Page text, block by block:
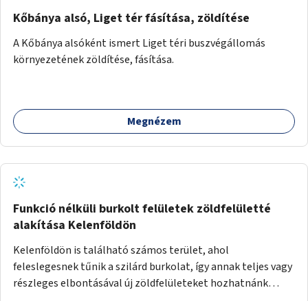
Kőbánya alsó, Liget tér fásítása, zöldítése
A Kőbánya alsóként ismert Liget téri buszvégállomás
környezetének zöldítése, fásítása.
Megnézem
Funkció nélküli burkolt felületek zöldfelületté
alakítása Kelenföldön
Kelenföldön is található számos terület, ahol
feleslegesnek tűnik a szilárd burkolat, így annak teljes vagy
részleges elbontásával új zöldfelületeket hozhatnánk